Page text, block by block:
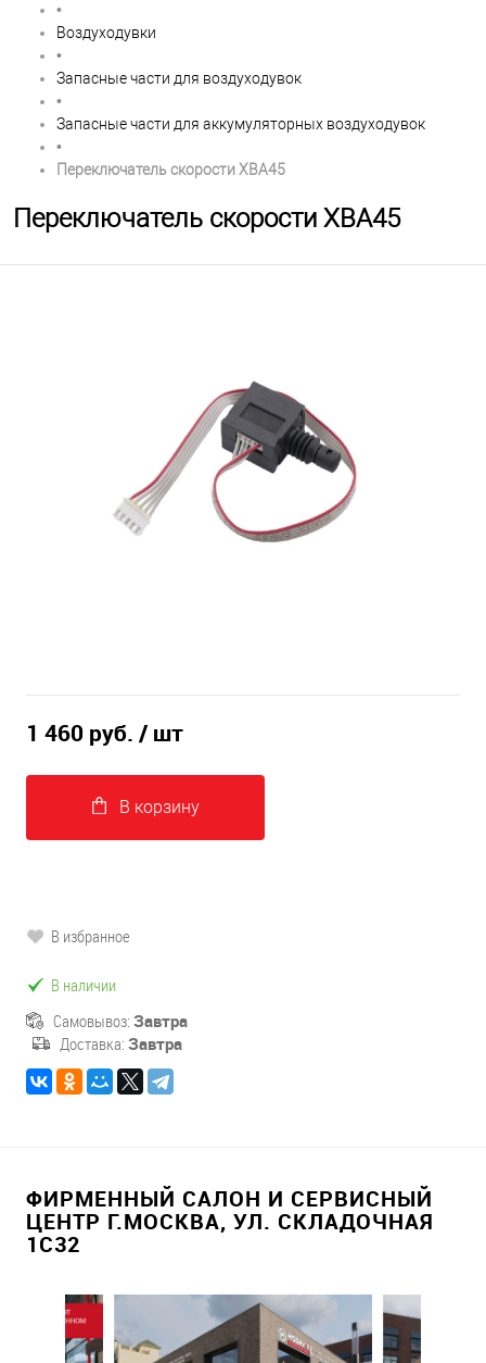
•
Воздуходувки
•
Запасные части для воздуходувок
•
Запасные части для аккумуляторных воздуходувок
•
Переключатель скорости XBA45
Переключатель скорости XBA45
1 460 руб. / шт
В корзину
В избранное
В наличии
Самовывоз: Завтра
Доставка: Завтра
ФИРМЕННЫЙ САЛОН И СЕРВИСНЫЙ
ЦЕНТР Г.МОСКВА, УЛ. СКЛАДОЧНАЯ
1С32